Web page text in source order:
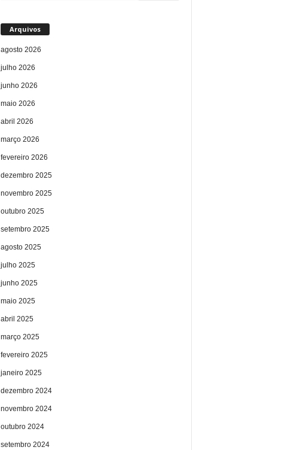
Arquivos
agosto 2026
julho 2026
junho 2026
maio 2026
abril 2026
março 2026
fevereiro 2026
dezembro 2025
novembro 2025
outubro 2025
setembro 2025
agosto 2025
julho 2025
junho 2025
maio 2025
abril 2025
março 2025
fevereiro 2025
janeiro 2025
dezembro 2024
novembro 2024
outubro 2024
setembro 2024